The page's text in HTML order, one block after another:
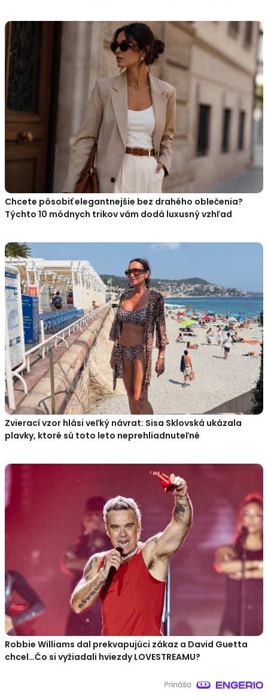
Chcete pôsobiť elegantnejšie bez drahého oblečenia?
Týchto 10 módnych trikov vám dodá luxusný vzhľad
Zvierací vzor hlási veľký návrat: Sisa Sklovská ukázala
plavky, ktoré sú toto leto neprehliadnuteľné
Robbie Williams dal prekvapujúci zákaz a David Guetta
chcel…Čo si vyžiadali hviezdy LOVESTREAMU?